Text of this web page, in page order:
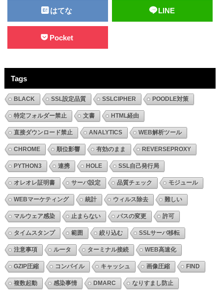
はてな LINE
Pocket
Tags
BLACK SSL設定品質 SSLCIPHER POODLE対策
特定フォルダー禁止 文書 HTML経由
直接ダウンロード禁止 ANALYTICS WEB解析ツール
CHROME 順位影響 有効のまま REVERSEPROXY
PYTHON3 連携 HOLE SSL自己発行局
オレオレ証明書 サーバ設定 品質チェック モジュール
WEBマーケティング 統計 ウィルス除去 難しい
マルウェア感染 止まらない パスの変更 許可
タイムスタンプ 範囲 絞り込む SSLサーバ移転
注意事項 ルータ ターミナル接続 WEB高速化
GZIP圧縮 コンパイル キャッシュ 画像圧縮 FIND
複数起動 感染事情 DMARC なりすまし防止